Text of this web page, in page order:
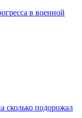
в военной
сколько подорожал